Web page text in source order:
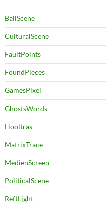
BallScene
CulturalScene
FaultPoints
FoundPieces
GamesPixel
GhostsWords
Hooltras
MatrixTrace
MedienScreen
PoliticalScene
ReftLight